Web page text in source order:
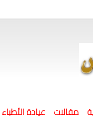
مقالات عيادة الأطباء